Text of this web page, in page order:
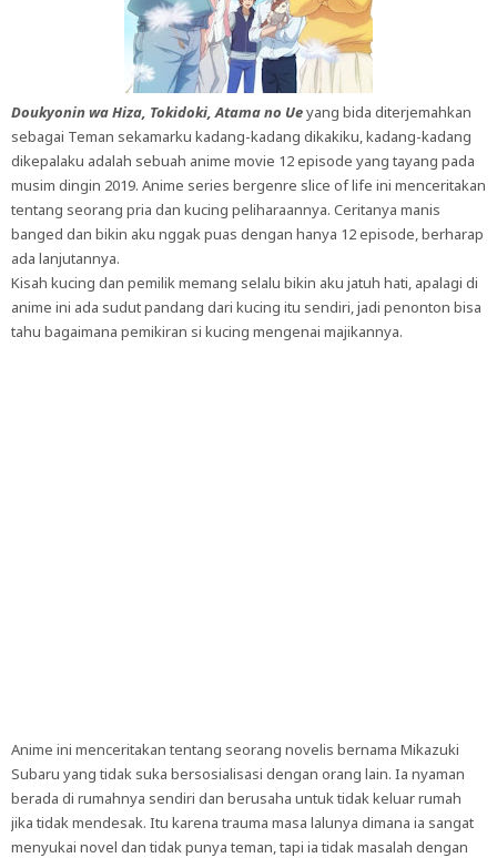
Doukyonin wa Hiza, Tokidoki, Atama no Ueyang bida diterjemahkan
sebagai Teman sekamarku kadang-kadang dikakiku, kadang-kadang
dikepalaku adalah sebuah anime movie 12 episode yang tayang pada
musim dingin 2019. Anime series bergenre slice of life ini menceritakan
tentang seorang pria dan kucing peliharaannya. Ceritanya manis
banged dan bikin aku nggak puas dengan hanya 12 episode, berharap
ada lanjutannya.
Kisah kucing dan pemilik memang selalu bikin aku jatuh hati, apalagi di
anime ini ada sudut pandang dari kucing itu sendiri, jadi penonton bisa
tahu bagaimana pemikiran si kucing mengenai majikannya.
Anime ini menceritakan tentang seorang novelis bernama Mikazuki
Subaru yang tidak suka bersosialisasi dengan orang lain. Ia nyaman
berada di rumahnya sendiri dan berusaha untuk tidak keluar rumah
jika tidak mendesak. Itu karena trauma masa lalunya dimana ia sangat
menyukai novel dan tidak punya teman, tapi ia tidak masalah dengan